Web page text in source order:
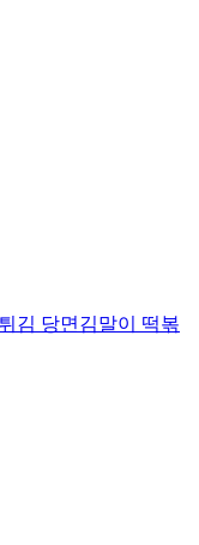
김 당면김말이 떡볶